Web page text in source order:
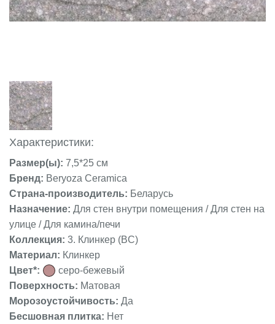
Характеристики:
Размер(ы): 7,5*25 см
Бренд: Beryoza Ceramica
Страна-производитель: Беларусь
Назначение: Для стен внутри помещения / Для стен на
улице / Для камина/печи
Коллекция: 3. Клинкер (BC)
Материал: Клинкер
Цвет*:
серо-бежевый
Поверхность: Матовая
Морозоустойчивость: Да
Бесшовная плитка: Нет